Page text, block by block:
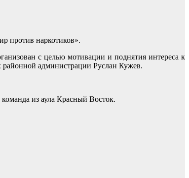
против наркотиков».
с целью мотивации и поднятия интереса к
районной администрации Руслан Кужев.
команда из аула Красный Восток.